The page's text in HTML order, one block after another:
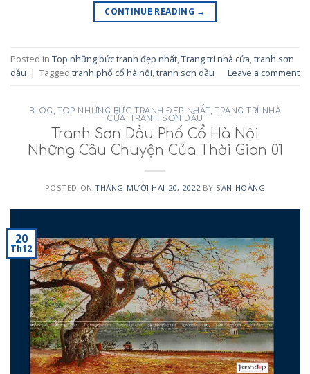
CONTINUE READING →
Posted in Top những bức tranh đẹp nhất,Trang trí nhà cửa,tranh sơn
dầu | Tagged tranh phố cổ hà nội,tranh sơn dầu Leave a comment
BLOG ,TOP NHỮNG BỨC TRANH ĐẸP NHẤT, TRANG TRÍ NHÀ
CỬA, TRANH SƠN DẦU
Tranh Sơn Dầu Phố Cổ Hà Nội
Những Câu Chuyện Của Thời Gian 01
POSTED ONTHÁNG MƯỜI HAI 20, 2022BY SAN HOÀNG
20
Th12